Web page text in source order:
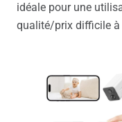
idéale pour une
qualité/prix difficile à